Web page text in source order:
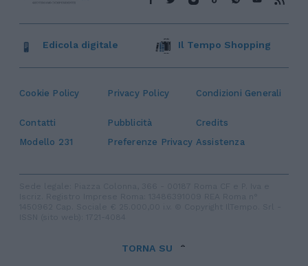
Cookie Policy Privacy Policy Condizioni Generali
Contatti Pubblicità
Credits
Modello 231
Preferenze Privacy Assistenza
Edicola digitale Il Tempo Shopping
TORNA SU